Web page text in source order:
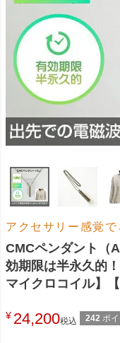
アクセサリー感覚
CMCペンダント（
効期限は半永久的
マイクロコイル】
¥ 24,200税込 242 ポ